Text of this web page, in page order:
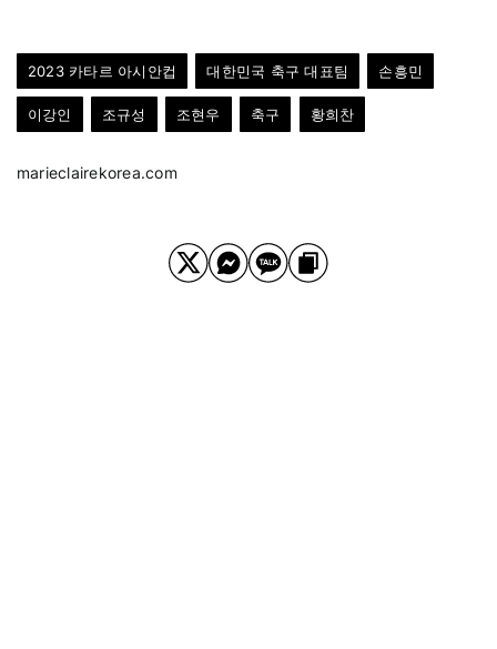
2023 카타르 아시안컵 대한민국 축구 대표팀 손흥민
이강인 조규성 조현우 축구 황희찬
marieclairekorea.com